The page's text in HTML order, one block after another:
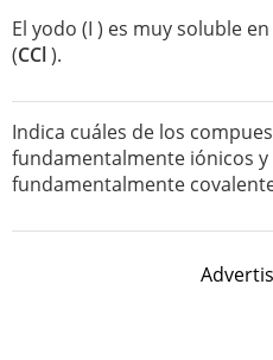
El yodo (I ) es muy soluble
(CCl).
Indica cuáles de los
fundamentalmente iónicos y
fundamentalmente